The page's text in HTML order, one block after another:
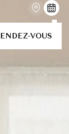
VOUS